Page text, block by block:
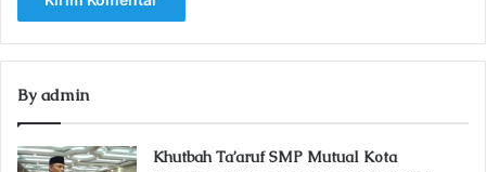
By admin
Khutbah Ta’aruf SMP Mutual Kota